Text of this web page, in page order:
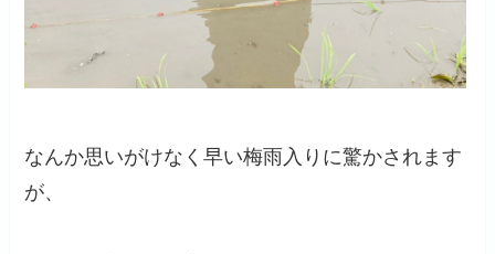
なんか思いがけなく早い梅雨入りに驚かされます
が、